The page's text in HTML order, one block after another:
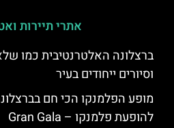
אתרי תיירות
ברצלונה האלטרנטיבית כמו
וסיורים ייחודים בעיר
מופע הפלמנקו הכי חם
להופעת פלמנקו – Gran Gala